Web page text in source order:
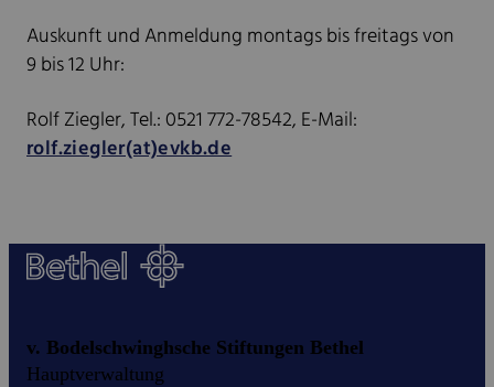
Auskunft und Anmeldung montags bis freitags von
9 bis 12 Uhr:
Rolf Ziegler, Tel.: 0521 772-78542, E-Mail:
rolf.ziegler(at)evkb.de
v. Bodelschwinghsche Stiftungen Bethel
Hauptverwaltung